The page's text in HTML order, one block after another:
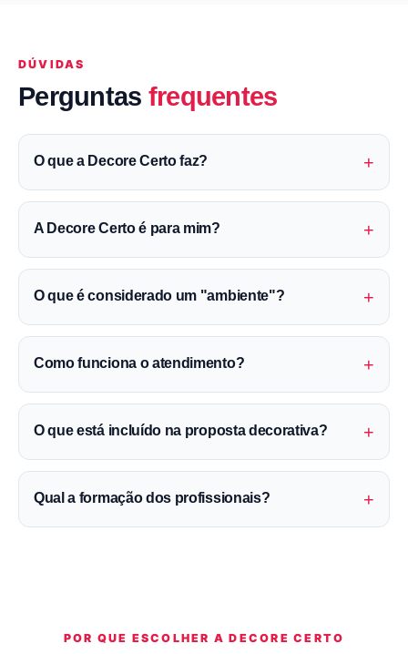
DÚVIDAS
Perguntas frequentes
O que a Decore Certo faz? +
A Decore Certo é para mim? +
O que é considerado um "ambiente"? +
Como funciona o atendimento? +
O que está incluído na proposta decorativa? +
Qual a formação dos profissionais? +
POR QUE ESCOLHER A DECORE CERTO